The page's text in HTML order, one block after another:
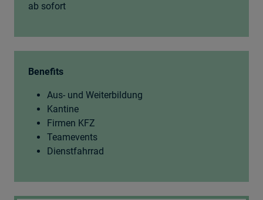
ab sofort
Benefits
Aus- und Weiterbildung
Kantine
Firmen KFZ
Teamevents
Dienstfahrrad